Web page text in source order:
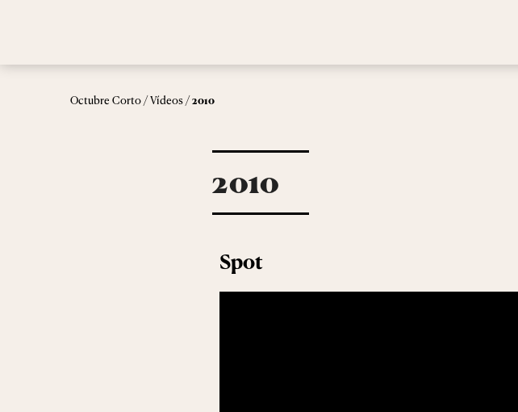
Octubre Corto/Vídeos/2010
2010
Spot